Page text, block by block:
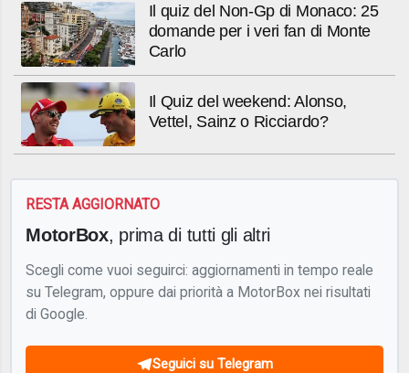
Il quiz del Non-Gp di Monaco: 25
domande per i veri fan di Monte
Carlo
Il Quiz del weekend: Alonso,
Vettel, Sainz o Ricciardo?
RESTA AGGIORNATO
MotorBox, prima di tutti gli altri
Scegli come vuoi seguirci: aggiornamenti in tempo reale
su Telegram, oppure dai priorità a MotorBox nei risultati
di Google.
Seguici su Telegram